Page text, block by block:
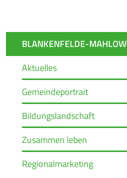
BLANKENFELDE-MAHLOW
Aktuelles
Gemeindeportrait
Bildungslandschaft
Zusammen leben
Regionalmarketing